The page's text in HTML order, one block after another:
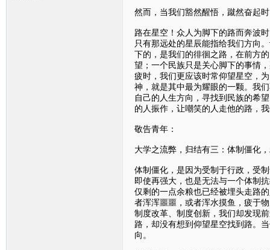
然而，当我们豁然醒悟，蹴然奋起
路在星空！众人为脚下的路而奔波
只有那远处的星辰能指给我们方向
下的，是我们的徘徊之路，在前方
望；一个民族只是关心脚下的事情
疲时，我们更应该时常仰望星空，
神，就是其中最为耀眼的一颗。我
自己的人生方向，寻找到民族的希
的人振作，让嘲笑的人走他的路，
敬告青年：
大学之流弊，归结有三：体制僵化
体制僵化，是因为受制于行政，受
即使再强大，也是无法与一个体制
仅剩的一点余粮也已经被埋头走路
者浑浑噩噩，或者浑水摸鱼，疲于
制度改革、制度创新，我们却发现
路，却没有想到仰望星空找到路。
向。